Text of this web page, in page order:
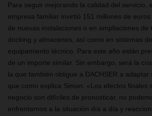
Para seguir mejorando la calidad del servicio,
empresa familiar invirtió 151 millones de
de nuevas instalaciones o en ampliaciones de
docking y almacenes, así como en sistemas
equipamiento técnico. Para este año están
de un importe similar. Sin embargo, será la
la que también obligue a DACHSER a adaptar
que como explica Simon: «Los efectos finales
negocio son difíciles de pronosticar, no
enfrentarnos a la situación día a día y